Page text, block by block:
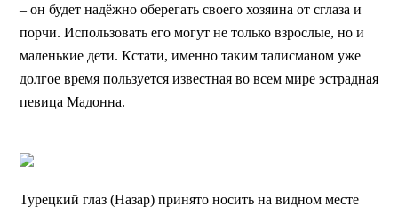
– он будет надёжно оберегать своего хозяина от сглаза и
порчи. Использовать его могут не только взрослые, но и
маленькие дети. Кстати, именно таким талисманом уже
долгое время пользуется известная во всем мире эстрадная
певица Мадонна.
Турецкий глаз (Назар) принято носить на видном месте